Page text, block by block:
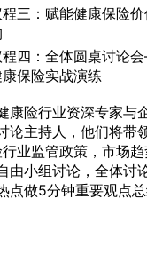
三：赋能健康保险
程四：全体圆桌讨论
保险实战演练
康险行业资深专家与
论主持人，他们将带
业监管政策，市场
由小组讨论，全体讨
点做5分钟重要观点总